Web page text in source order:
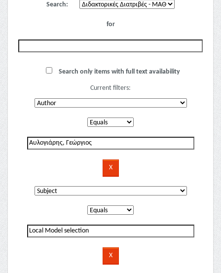
Search:
for
Search only items with full text availability
Current filters: